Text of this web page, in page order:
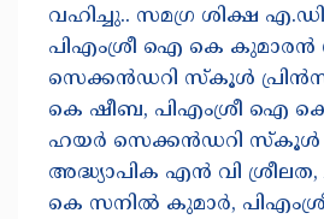
വഹിച്ചു.. സമഗ്ര ശിക്ഷ
പിഎംശ്രീ ഐ കെ
സെക്കൻഡറി സ്കൂൾ
കെ ഷീബ, പിഎംശ്രീ ഐ
ഹയർ സെക്കൻഡറി സ്കൂൾ
അദ്ധ്യാപിക എൻ വി
കെ സനിൽ കുമാർ,